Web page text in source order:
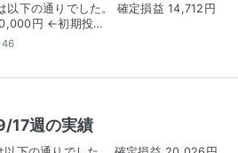
以下の通りでした。 確定損益 14,712円
円 ←初期投…
17週の実績